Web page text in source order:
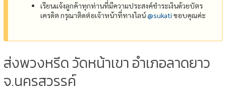
เรียนแจ้งลูกค้าทุกท่านที่มีความประสงค์ชำระเงินด้วยบัตร
เครดิต กรุณาติดต่อเจ้าหน้าที่ทางไลน์@‌sukati ขอบคุณค่ะ
ส่งพวงหรีด วัดหน้าเขา อำเภอลาดยาว
จ.นครสวรรค์